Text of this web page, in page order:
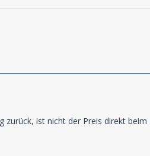
zurück, ist nicht der Preis direkt beim